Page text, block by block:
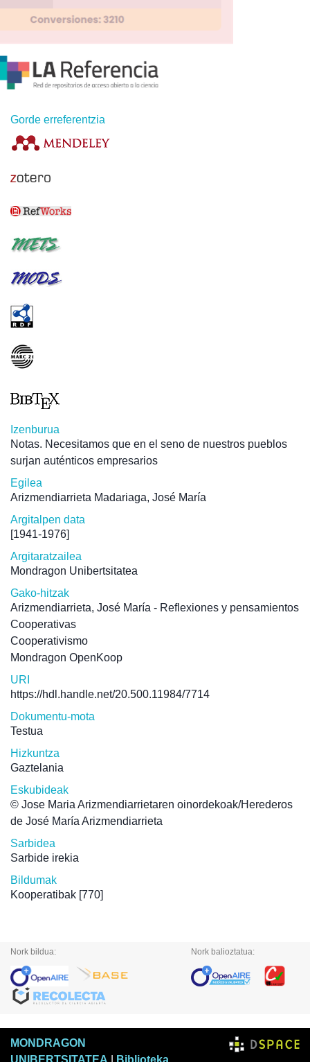
Gorde erreferentzia
Izenburua
Notas. Necesitamos que en el seno de nuestros pueblos
surjan auténticos empresarios
Egilea
Arizmendiarrieta Madariaga, José María
Argitalpen data
[1941-1976]
Argitaratzailea
Mondragon Unibertsitatea
Gako-hitzak
Arizmendiarrieta, José María - Reflexiones y pensamientos
Cooperativas
Cooperativismo
Mondragon OpenKoop
URI
https://hdl.handle.net/20.500.11984/7714
Dokumentu-mota
Testua
Hizkuntza
Gaztelania
Eskubideak
© Jose Maria Arizmendiarrietaren oinordekoak/Herederos
de José María Arizmendiarrieta
Sarbidea
Sarbide irekia
Bildumak
Kooperatibak [770]
Nork bildua: Nork balioztatua:
MONDRAGON